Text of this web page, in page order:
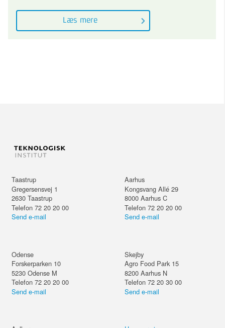
Læs mere
Taastrup
Gregersensvej 1
2630 Taastrup
Telefon 72 20 20 00
Send e-mail
Aarhus
Kongsvang Allé 29
8000 Aarhus C
Telefon 72 20 20 00
Send e-mail
Odense
Forskerparken 10
5230 Odense M
Telefon 72 20 20 00
Send e-mail
Skejby
Agro Food Park 15
8200 Aarhus N
Telefon 72 20 30 00
Send e-mail